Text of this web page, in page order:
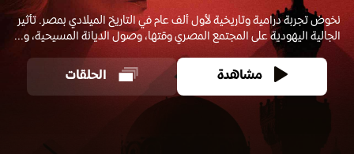
‎نخوض تجربة درامية وتاريخية لأول ألف عام في التاريخ الميلادي بمصر. تأثير
الجالية اليهودية على المجتمع المصري وقتها، وصول الديانة المسيحية، و...
مشاهدة الحلقات